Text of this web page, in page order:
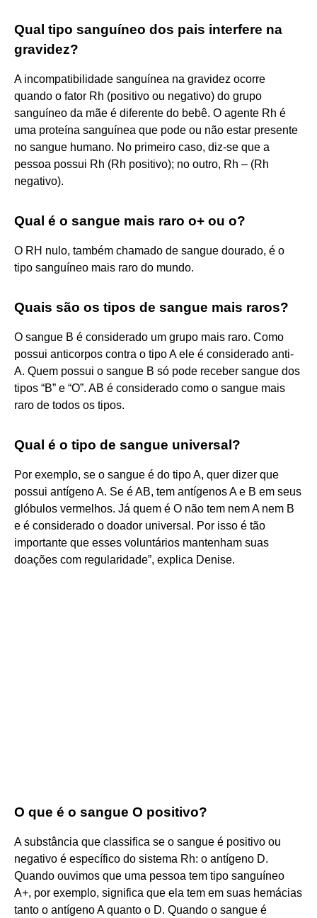
Qual tipo sanguíneo dos pais interfere na
gravidez?
A incompatibilidade sanguínea na gravidez ocorre
quando o fator Rh (positivo ou negativo) do grupo
sanguíneo da mãe é diferente do bebê. O agente Rh é
uma proteína sanguínea que pode ou não estar presente
no sangue humano. No primeiro caso, diz-se que a
pessoa possui Rh (Rh positivo); no outro, Rh – (Rh
negativo).
Qual é o sangue mais raro o+ ou o?
O RH nulo, também chamado de sangue dourado, é o
tipo sanguíneo mais raro do mundo.
Quais são os tipos de sangue mais raros?
O sangue B é considerado um grupo mais raro. Como
possui anticorpos contra o tipo A ele é considerado anti-
A. Quem possui o sangue B só pode receber sangue dos
tipos “B” e “O”. AB é considerado como o sangue mais
raro de todos os tipos.
Qual é o tipo de sangue universal?
Por exemplo, se o sangue é do tipo A, quer dizer que
possui antígeno A. Se é AB, tem antígenos A e B em seus
glóbulos vermelhos. Já quem é O não tem nem A nem B
e é considerado o doador universal. Por isso é tão
importante que esses voluntários mantenham suas
doações com regularidade”, explica Denise.
O que é o sangue O positivo?
A substância que classifica se o sangue é positivo ou
negativo é específico do sistema Rh: o antígeno D.
Quando ouvimos que uma pessoa tem tipo sanguíneo
A+, por exemplo, significa que ela tem em suas hemácias
tanto o antígeno A quanto o D. Quando o sangue é